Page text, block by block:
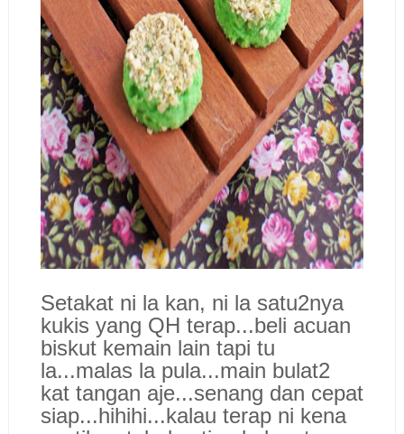
Setakat ni la kan, ni la satu2nya
kukis yang QH terap...beli acuan
biskut kemain lain tapi tu
la...malas la pula...main bulat2
kat tangan aje...senang dan cepat
siap...hihihi...kalau terap ni kena